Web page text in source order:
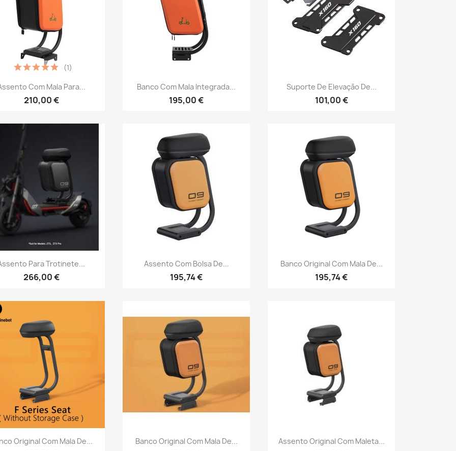
Vista rápida
Com Mala Para...
210,00 €
(1)
Vista rápida
Banco Com Mala Integrada...
195,00 €
Vista rápida
Suporte De Elevação De...
101,00 €
Vista rápida
Para Trotinete...
266,00 €
Vista rápida
Assento Com Bolsa De...
195,74 €
Vista rápida
Banco Original Com Mala De...
195,74 €
Vista rápida
Original Com Mala De... Vista rápida
Banco Original Com Mala De... Vista rápida
Assento Original Com Maleta...